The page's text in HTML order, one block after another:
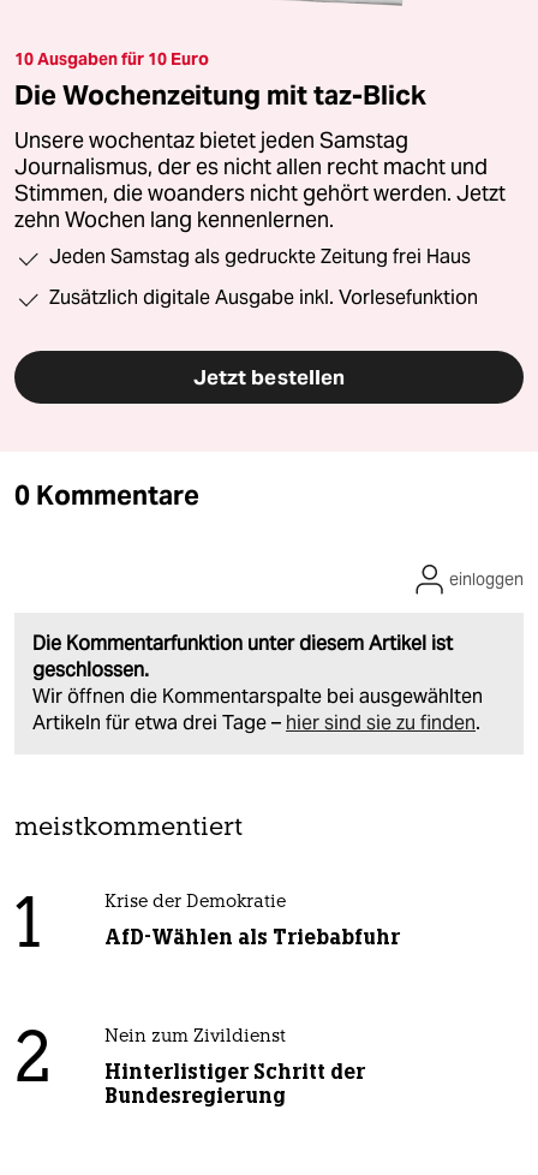
10 Ausgaben für 10 Euro
Die Wochenzeitung mit taz-Blick
Unsere wochentaz bietet jeden Samstag
Journalismus, der es nicht allen recht macht und
Stimmen, die woanders nicht gehört werden. Jetzt
zehn Wochen lang kennenlernen.
Jeden Samstag als gedruckte Zeitung frei Haus
Zusätzlich digitale Ausgabe inkl. Vorlesefunktion
Jetzt bestellen
0 Kommentare
Die Kommentarfunktion unter diesem Artikel ist
geschlossen.
Wir öffnen die Kommentarspalte bei ausgewählten
Artikeln für etwa drei Tage – hier sind sie zu finden.
einloggen
meistkommentiert
1 Krise der Demokratie
AfD-Wählen als Triebabfuhr
2 Nein zum Zivildienst
Hinterlistiger Schritt der
Bundesregierung